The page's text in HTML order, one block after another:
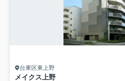
台東区東上野
メイクス上野